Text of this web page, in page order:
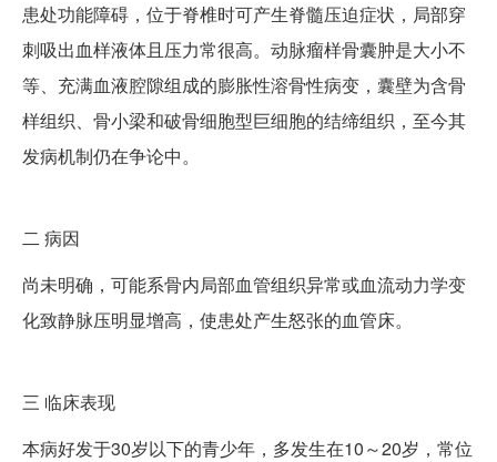
患处功能障碍，位于脊椎时可产生脊髓压迫症状，局部穿
刺吸出血样液体且压力常很高。动脉瘤样骨囊肿是大小不
等、充满血液腔隙组成的膨胀性溶骨性病变，囊壁为含骨
样组织、骨小梁和破骨细胞型巨细胞的结缔组织，至今其
发病机制仍在争论中。
二 病因
尚未明确，可能系骨内局部血管组织异常或血流动力学变
化致静脉压明显增高，使患处产生怒张的血管床。
三 临床表现
本病好发于30岁以下的青少年，多发生在10～20岁，常位